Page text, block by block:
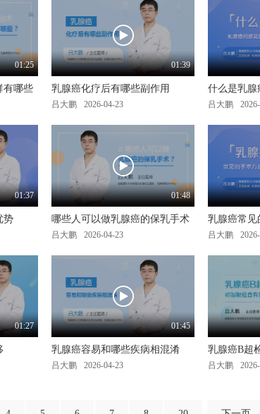
01:25
有哪些
01:39
乳腺癌化疗后有哪些副作用
吕大鹏 2026-04-23
什么是乳腺
吕大鹏
01:37
势
01:48
哪些人可以做乳腺癌的保乳手术
吕大鹏 2026-04-23
乳腺癌常见
吕大鹏
01:27 01:45
乳腺癌容易和哪些疾病相混淆
吕大鹏 2026-04-23
乳腺癌B超
吕大鹏